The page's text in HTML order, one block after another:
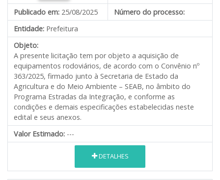
Publicado em: 25/08/2025
Número do processo:
Entidade: Prefeitura
Objeto:
A presente licitação tem por objeto a aquisição de
equipamentos rodoviários, de acordo com o Convênio nº
363/2025, firmado junto à Secretaria de Estado da
Agricultura e do Meio Ambiente – SEAB, no âmbito do
Programa Estradas da Integração, e conforme as
condições e demais especificações estabelecidas neste
edital e seus anexos.
Valor Estimado: ---
DETALHES